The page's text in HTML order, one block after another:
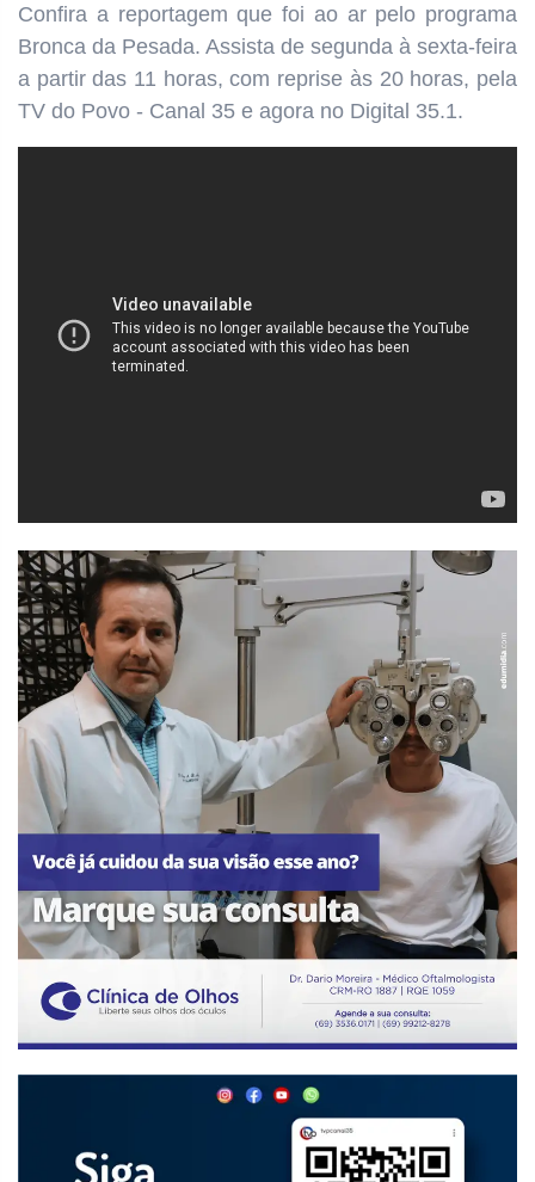
Confira a reportagem que foi ao ar pelo programa
Bronca da Pesada. Assista de segunda à sexta-feira
a partir das 11 horas, com reprise às 20 horas, pela
TV do Povo - Canal 35 e agora no Digital 35.1.